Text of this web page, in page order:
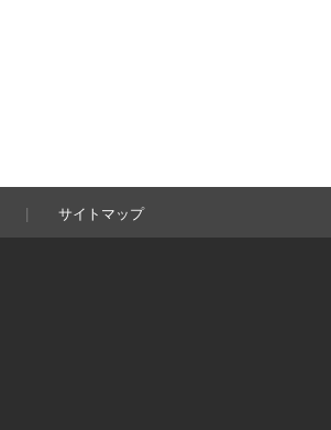
サイトマップ